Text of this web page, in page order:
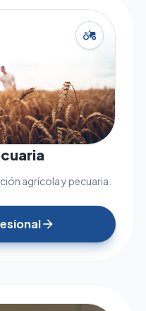
agriculture
agrícola y pecuaria.
arrow_forward